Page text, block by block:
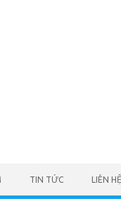
TIN TỨC LIÊN